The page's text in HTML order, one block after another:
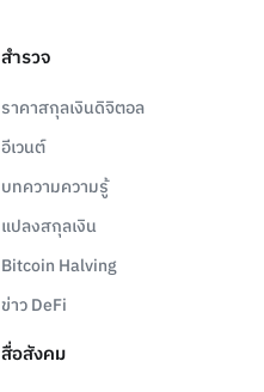
สำรวจ
ราคาสกุลเงินดิจิตอล
อีเวนต์
บทความความรู้
แปลงสกุลเงิน
Bitcoin Halving
ข่าว DeFi
สื่อสังคม